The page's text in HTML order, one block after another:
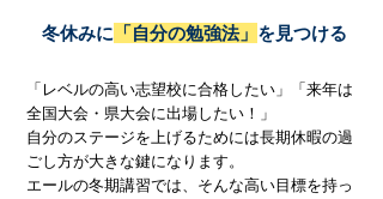
冬休みに 「自分の勉強法」 を見つける
「レベルの高い志望校に合格したい」「来年は
全国大会・県大会に出場したい！」
自分のステージを上げるためには長期休暇の過
ごし方が大きな鍵になります。
エールの冬期講習では、そんな高い目標を持っ